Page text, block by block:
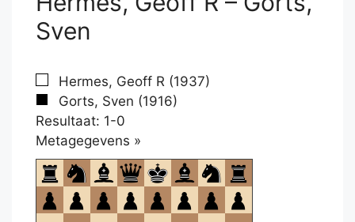
Sven
Hermes, Geoff R (1937)
Gorts, Sven (1916)
Resultaat: 1-0
Metagegevens »
om
te
openen.